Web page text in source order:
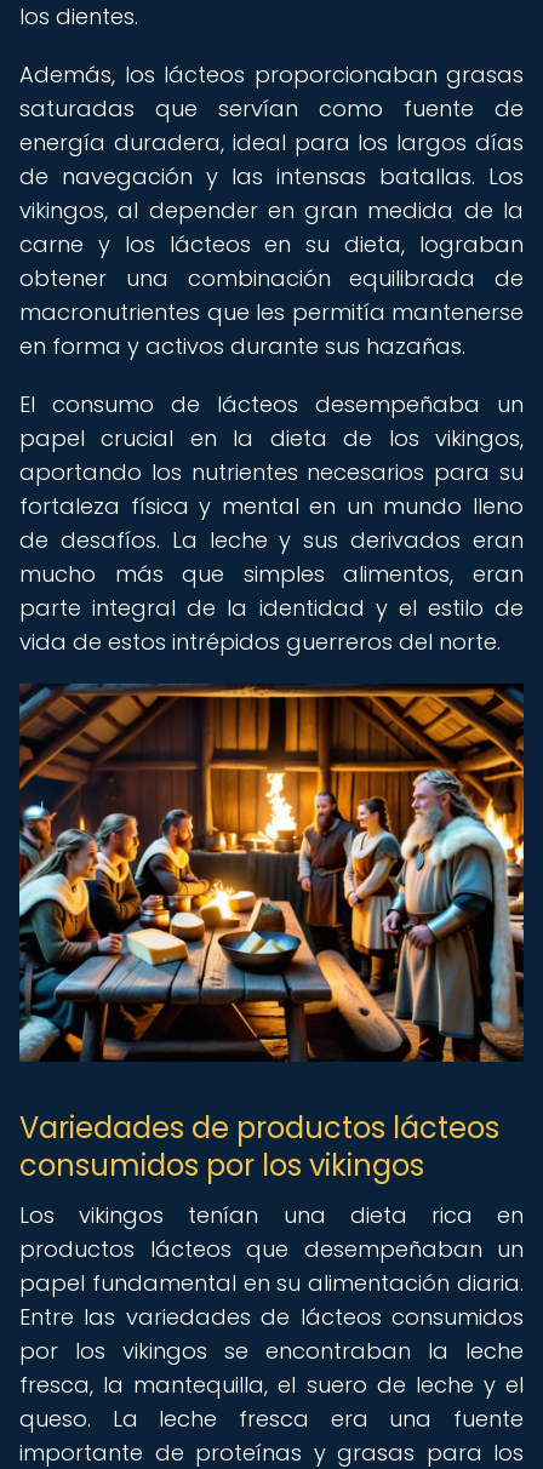
los dientes.
Además, los lácteos proporcionaban grasas
saturadas que servían como fuente de
energía duradera, ideal para los largos días
de navegación y las intensas batallas. Los
vikingos, al depender en gran medida de la
carne y los lácteos en su dieta, lograban
obtener una combinación equilibrada de
macronutrientes que les permitía mantenerse
en forma y activos durante sus hazañas.
El consumo de lácteos desempeñaba un
papel crucial en la dieta de los vikingos,
aportando los nutrientes necesarios para su
fortaleza física y mental en un mundo lleno
de desafíos. La leche y sus derivados eran
mucho más que simples alimentos, eran
parte integral de la identidad y el estilo de
vida de estos intrépidos guerreros del norte.
Variedades de productos lácteos
consumidos por los vikingos
Los vikingos tenían una dieta rica en
productos lácteos que desempeñaban un
papel fundamental en su alimentación diaria.
Entre las variedades de lácteos consumidos
por los vikingos se encontraban la leche
fresca, la mantequilla, el suero de leche y el
queso. La leche fresca era una fuente
importante de proteínas y grasas para los